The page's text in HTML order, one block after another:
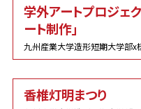
学外アートプロジェ
ート制作」
九州産業大学造形短期大学部x
香椎灯明まつり